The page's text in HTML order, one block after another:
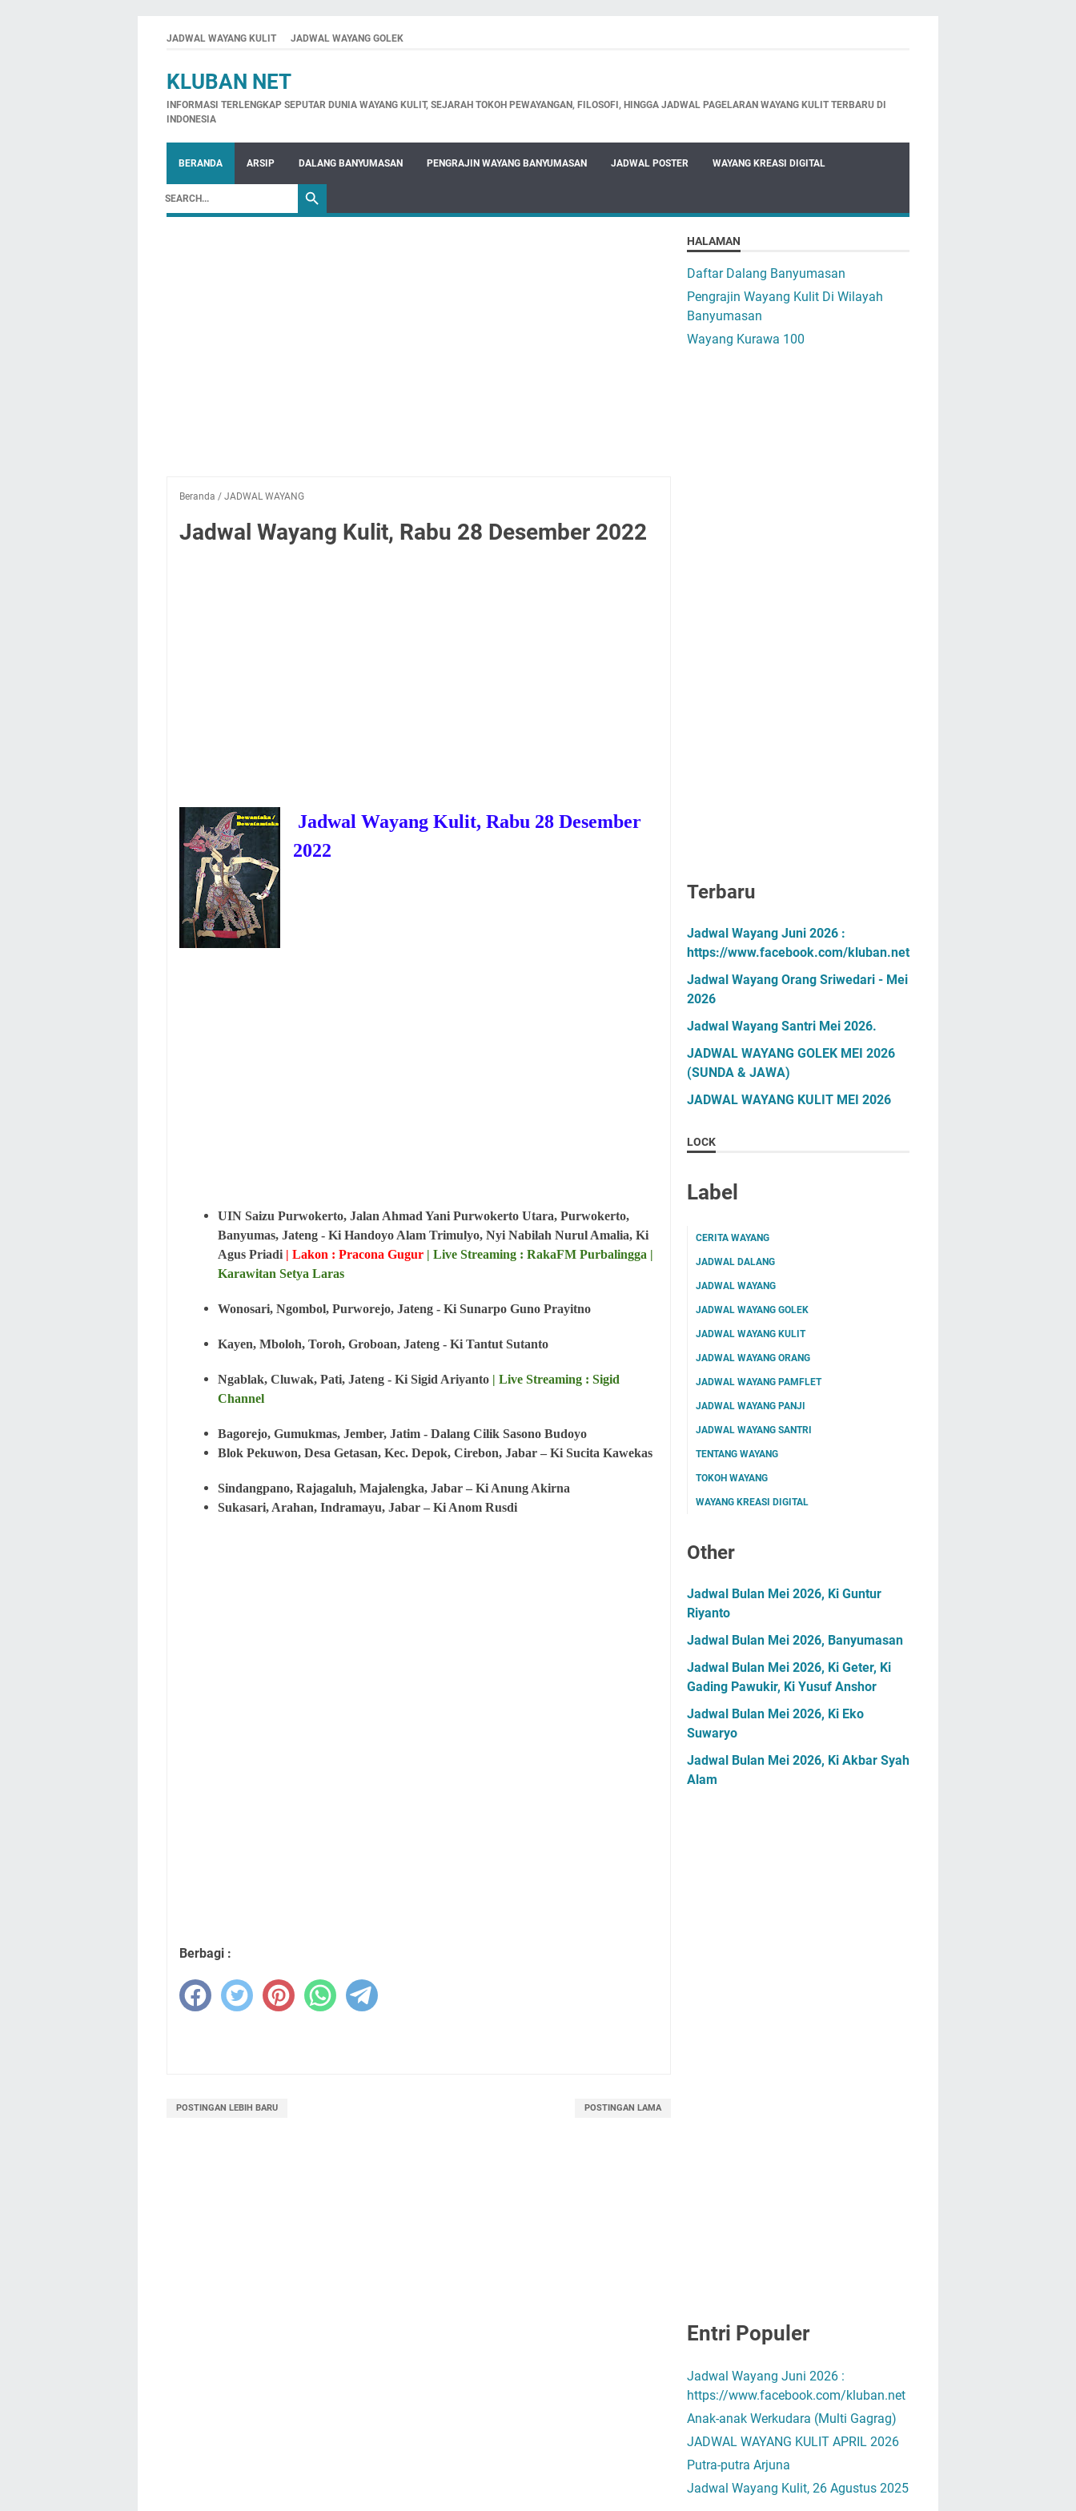
JADWAL WAYANG KULIT JADWAL WAYANG GOLEK
KLUBAN NET
INFORMASI TERLENGKAP SEPUTAR DUNIA WAYANG KULIT, SEJARAH TOKOH PEWAYANGAN, FILOSOFI, HINGGA JADWAL PAGELARAN WAYANG KULIT TERBARU DI
INDONESIA
BERANDA ARSIP DALANG BANYUMASAN PENGRAJIN WAYANG BANYUMASAN JADWAL POSTER WAYANG KREASI DIGITAL
Beranda / JADWAL WAYANG
Jadwal Wayang Kulit, Rabu 28 Desember 2022
Jadwal Wayang Kulit, Rabu 28 Desember
2022
UIN Saizu Purwokerto, Jalan Ahmad Yani Purwokerto Utara, Purwokerto,
Banyumas, Jateng - Ki Handoyo Alam Trimulyo, Nyi Nabilah Nurul Amalia, Ki
Agus Priadi | Lakon : Pracona Gugur | Live Streaming : RakaFM Purbalingga |
Karawitan Setya Laras
Wonosari, Ngombol, Purworejo, Jateng - Ki Sunarpo Guno Prayitno
Kayen, Mboloh, Toroh, Groboan, Jateng - Ki Tantut Sutanto
Ngablak, Cluwak, Pati, Jateng - Ki Sigid Ariyanto | Live Streaming : Sigid
Channel
Bagorejo, Gumukmas, Jember, Jatim - Dalang Cilik Sasono Budoyo
Blok Pekuwon, Desa Getasan, Kec. Depok, Cirebon, Jabar – Ki Sucita Kawekas
Sindangpano, Rajagaluh, Majalengka, Jabar – Ki Anung Akirna
Sukasari, Arahan, Indramayu, Jabar – Ki Anom Rusdi
Berbagi :
POSTINGAN LEBIH BARU POSTINGAN LAMA
HALAMAN
Daftar Dalang Banyumasan
Pengrajin Wayang Kulit Di Wilayah
Banyumasan
Wayang Kurawa 100
Terbaru
Jadwal Wayang Juni 2026 :
https://www.facebook.com/kluban.net
Jadwal Wayang Orang Sriwedari - Mei
2026
Jadwal Wayang Santri Mei 2026.
JADWAL WAYANG GOLEK MEI 2026
(SUNDA & JAWA)
JADWAL WAYANG KULIT MEI 2026
LOCK
Label
CERITA WAYANG
JADWAL DALANG
JADWAL WAYANG
JADWAL WAYANG GOLEK
JADWAL WAYANG KULIT
JADWAL WAYANG ORANG
JADWAL WAYANG PAMFLET
JADWAL WAYANG PANJI
JADWAL WAYANG SANTRI
TENTANG WAYANG
TOKOH WAYANG
WAYANG KREASI DIGITAL
Other
Jadwal Bulan Mei 2026, Ki Guntur
Riyanto
Jadwal Bulan Mei 2026, Banyumasan
Jadwal Bulan Mei 2026, Ki Geter, Ki
Gading Pawukir, Ki Yusuf Anshor
Jadwal Bulan Mei 2026, Ki Eko
Suwaryo
Jadwal Bulan Mei 2026, Ki Akbar Syah
Alam
Entri Populer
Jadwal Wayang Juni 2026 :
https://www.facebook.com/kluban.net
Anak-anak Werkudara (Multi Gagrag)
JADWAL WAYANG KULIT APRIL 2026
Putra-putra Arjuna
Jadwal Wayang Kulit, 26 Agustus 2025